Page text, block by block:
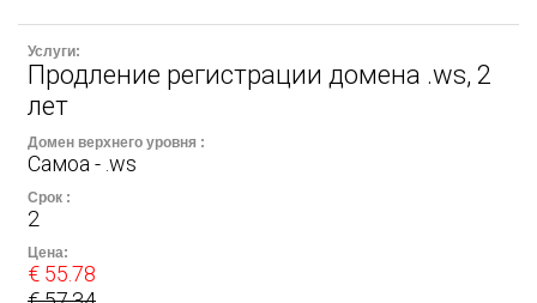
Продление регистрации домена .ws, 2
лет
Самоа - .ws
2
€ 55.78